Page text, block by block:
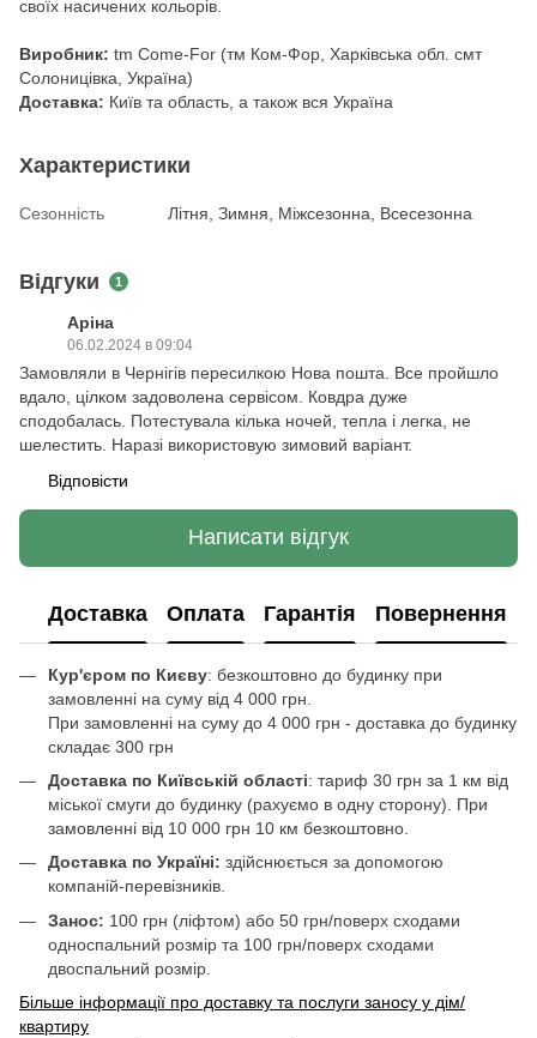
своїх насичених кольорів.
Виробник: tm Come-For (тм Ком-Фор, Харківська обл. смт
Солоницівка, Україна)
Доставка: Київ та область, а також вся Україна
Характеристики
Сезонність Літня, Зимня, Міжсезонна, Всесезонна
Відгуки 1
Аріна
06.02.2024 в 09:04
Замовляли в Чернігів пересилкою Нова пошта. Все пройшло
вдало, цілком задоволена сервісом. Ковдра дуже
сподобалась. Потестувала кілька ночей, тепла і легка, не
шелестить. Наразі використовую зимовий варіант.
Відповісти
Написати відгук
Доставка Оплата Гарантія Повернення
Кур'єром по Києву: безкоштовно до будинку при
замовленні на суму від 4 000 грн.
При замовленні на суму до 4 000 грн - доставка до будинку
складає 300 грн
Доставка по Київській області: тариф 30 грн за 1 км від
міської смуги до будинку (рахуємо в одну сторону). При
замовленні від 10 000 грн 10 км безкоштовно.
Доставка по Україні: здійснюється за допомогою
компаній-перевізників.
Занос: 100 грн (ліфтом) або 50 грн/поверх сходами
односпальний розмір та 100 грн/поверх сходами
двоспальний розмір.
Більше інформації про доставку та послуги заносу у дім/
квартиру